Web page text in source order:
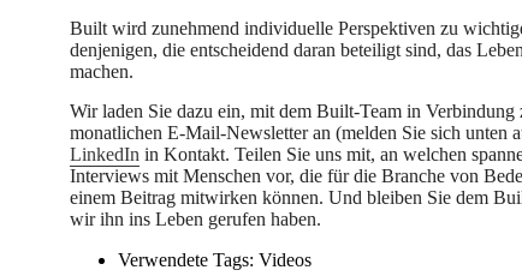
Built wird zunehmend individuelle Perspektiven zu
denjenigen, die entscheidend daran beteiligt sind, das
machen.
Wir laden Sie dazu ein, mit dem Built-Team in
monatlichen E-Mail-Newsletter an (melden Sie sich unten
LinkedIn in Kontakt. Teilen Sie uns mit, an welchen
Interviews mit Menschen vor, die für die Branche von
einem Beitrag mitwirken können. Und bleiben Sie dem
wir ihn ins Leben gerufen haben.
Verwendete Tags: Videos